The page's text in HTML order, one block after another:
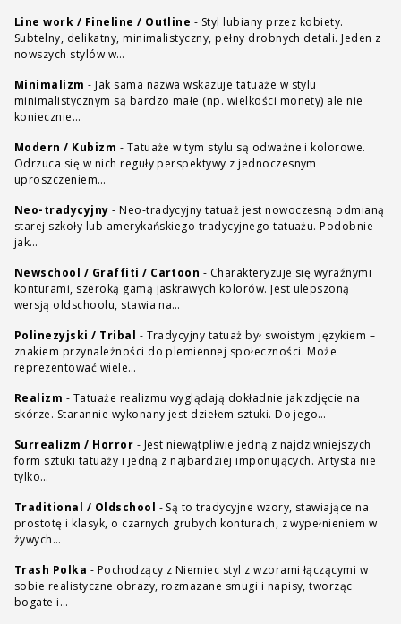
Line work / Fineline / Outline - Styl lubiany przez kobiety.
Subtelny, delikatny, minimalistyczny, pełny drobnych detali. Jeden z
nowszych stylów w…
Minimalizm - Jak sama nazwa wskazuje tatuaże w stylu
minimalistycznym są bardzo małe (np. wielkości monety) ale nie
koniecznie…
Modern / Kubizm - Tatuaże w tym stylu są odważne i kolorowe.
Odrzuca się w nich reguły perspektywy z jednoczesnym
uproszczeniem…
Neo-tradycyjny - Neo-tradycyjny tatuaż jest nowoczesną odmianą
starej szkoły lub amerykańskiego tradycyjnego tatuażu. Podobnie
jak…
Newschool / Graffiti / Cartoon - Charakteryzuje się wyraźnymi
konturami, szeroką gamą jaskrawych kolorów. Jest ulepszoną
wersją oldschoolu, stawia na…
Polinezyjski / Tribal - Tradycyjny tatuaż był swoistym językiem –
znakiem przynależności do plemiennej społeczności. Może
reprezentować wiele…
Realizm - Tatuaże realizmu wyglądają dokładnie jak zdjęcie na
skórze. Starannie wykonany jest dziełem sztuki. Do jego…
Surrealizm / Horror - Jest niewątpliwie jedną z najdziwniejszych
form sztuki tatuaży i jedną z najbardziej imponujących. Artysta nie
tylko…
Traditional / Oldschool - Są to tradycyjne wzory, stawiające na
prostotę i klasyk, o czarnych grubych konturach, z wypełnieniem w
żywych…
Trash Polka - Pochodzący z Niemiec styl z wzorami łączącymi w
sobie realistyczne obrazy, rozmazane smugi i napisy, tworząc
bogate i…